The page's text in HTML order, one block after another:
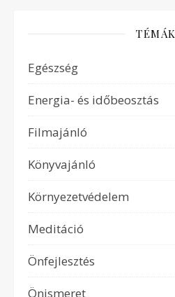
TÉMÁK
Egészség
Energia- és időbeosztás
Filmajánló
Könyvajánló
Környezetvédelem
Meditáció
Önfejlesztés
Önismeret